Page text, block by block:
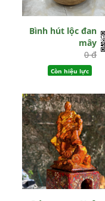
Bình hút lộc đan
mây
0 đ
Còn hiệu lực